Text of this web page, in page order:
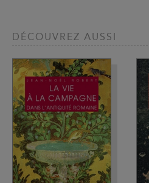
DÉCOUVREZ AUSSI